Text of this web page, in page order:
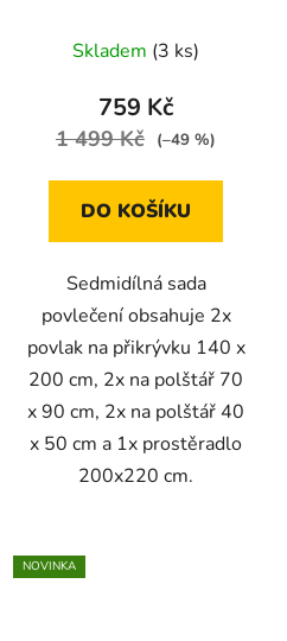
cm bílá a černá
Skladem (3 ks)
759 Kč
1 499 Kč (–49 %)
DO KOŠÍKU
Sedmidílná sada
povlečení obsahuje 2x
povlak na přikrývku 140 x
200 cm, 2x na polštář 70
x 90 cm, 2x na polštář 40
x 50 cm a 1x prostěradlo
200x220 cm.
NOVINKA